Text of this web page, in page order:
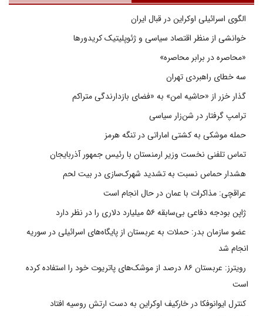
الگوی اسرائیلی اوکراین در قبال ایران
خوانشی از منظر اقتصاد سیاسی و ژئوپلیتیک کریدورها
«محاصره در برابر محاصره»
سه خطای راهبردی تهران
گذار خزر از «حاشیه امن» به «فضای بازدارندگی متراکم
ترامپ گرفتار در شن‌زار سیاسی
حمله موشکی به کشتی اماراتی در تنگه هرمز
تماس تلفنی نخست وزیر ارمنستان با رئیس جمهور آذربایجان
هشدار حماس نسبت به تشدید شهرک‌سازی در بیت‌ لحم
عراقچی: مذاکرات با عمان در حال انجام است
ژاپن بودجه دفاعی بی‌سابقه ۵۶ میلیارد دلاری را در نظر دارد
عضو سازمان بدر: حملات به عربستان از پایگاه‌های اسرائیلی در سوریه
انجام شد
رویترز: عربستان ۸۶ درصد از موشک‌های پاتریوت خود را استفاده کرده
است
کنترل ایوانوفکا در خارکیف اوکراین به دست ارتش روسیه افتاد